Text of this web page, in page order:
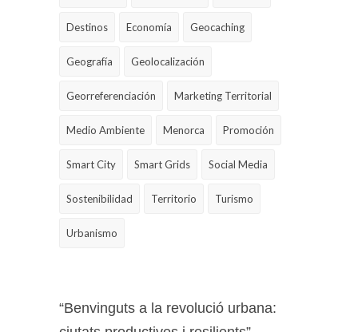
Destinos Economía Geocaching
Geografía Geolocalización
Georreferenciación Marketing Territorial
Medio Ambiente Menorca Promoción
Smart City Smart Grids Social Media
Sostenibilidad Territorio Turismo
Urbanismo
“Benvinguts a la revolució urbana: